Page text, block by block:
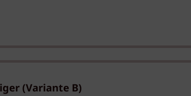
(Variante B)